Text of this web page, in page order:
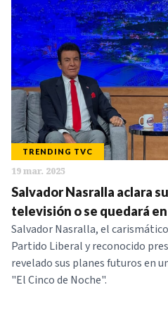
TRENDING TVC
19 mar. 2025
Salvador Nasralla aclara
televisión o se quedará
Salvador Nasralla, el
Partido Liberal y reconocido
revelado sus planes futuros en
"El Cinco de Noche".